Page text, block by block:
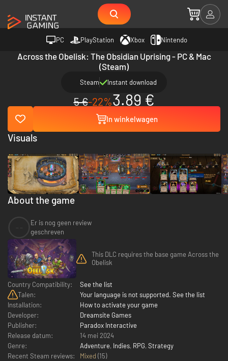
PC PlayStation Xbox Nintendo
Across the Obelisk: The Obsidian Uprising - PC & Mac
(Steam)
Steam Instant download
5 €-22%3.89 €
In winkelwagen
About the game
Er is nog geen review
geschreven
This DLC requires the base game Across the
Obelisk
Country Compatibility:
See the list
Talen:
Your language is not supported. See the list
Installation:
How to activate your game
Developer:
Dreamsite Games
Publisher:
Paradox Interactive
Release datum:
14 mei 2024
Genre:
Adventure, Indies, RPG, Strategy
Recent Steam reviews:
Mixed (15)
Visuals